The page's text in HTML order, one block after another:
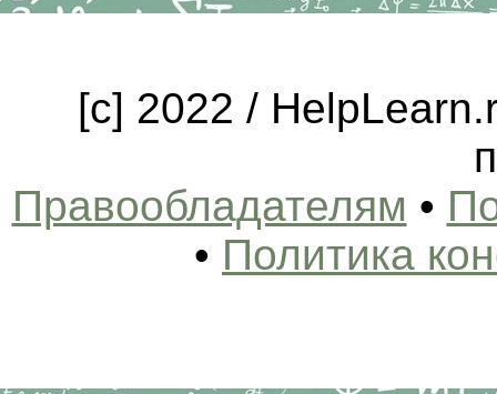
[c] 2022 /
Правообладателям •
• Политика